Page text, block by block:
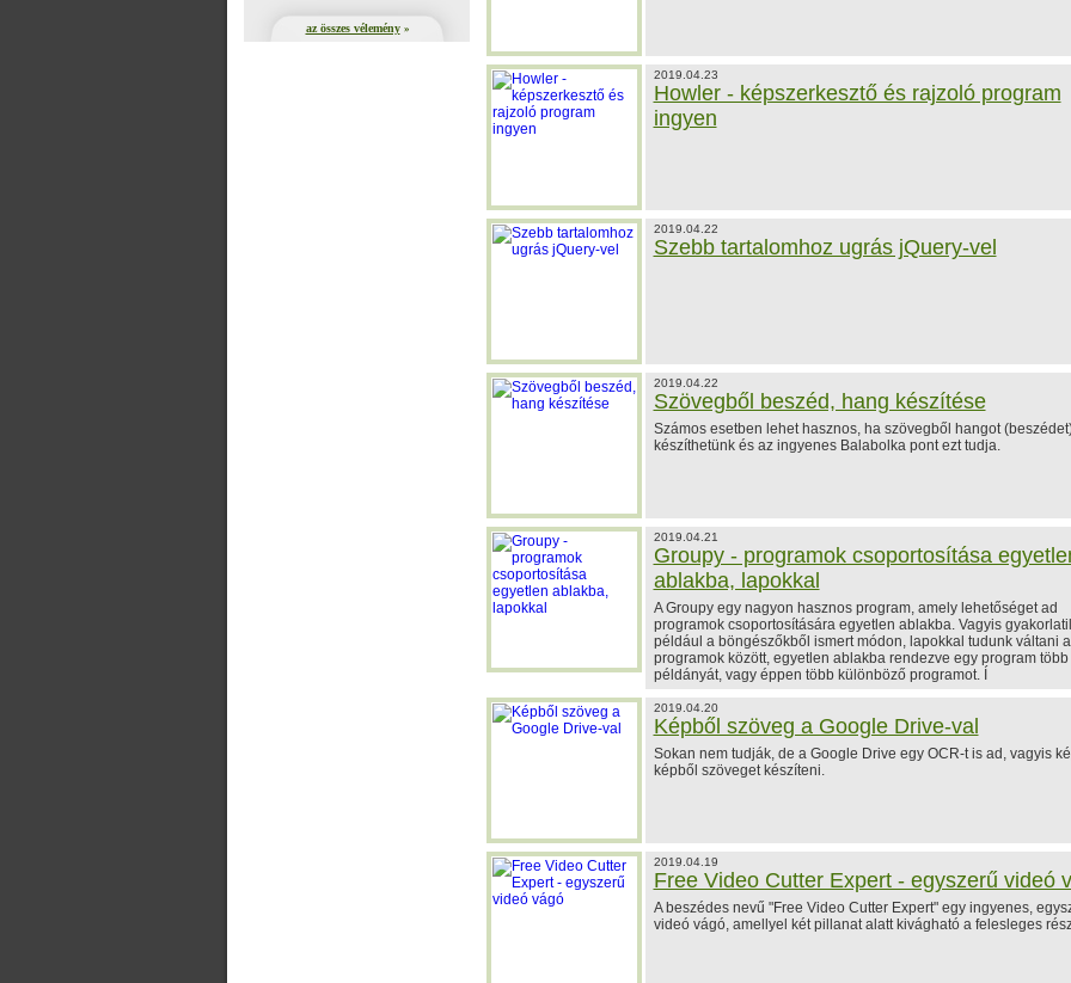
az összes vélemény »
2019.04.23
Howler - képszerkesztő és rajzoló program
ingyen
2019.04.22
Szebb tartalomhoz ugrás jQuery-vel
2019.04.22
Szövegből beszéd, hang készítése
Számos esetben lehet hasznos, ha szövegből hangot
készíthetünk és az ingyenes Balabolka pont ezt tudja.
2019.04.21
Groupy - programok csoportosítása
ablakba, lapokkal
A Groupy egy nagyon hasznos program, amely lehetőséget ad
programok csoportosítására egyetlen ablakba. Vagyis
például a böngészőkből ismert módon, lapokkal tudunk váltani a
programok között, egyetlen ablakba rendezve egy program több
példányát, vagy éppen több különböző programot. Í
2019.04.20
Képből szöveg a Google Drive-val
Sokan nem tudják, de a Google Drive egy OCR-t is ad, vagyis
képből szöveget készíteni.
2019.04.19
Free Video Cutter Expert - egyszerű videó
A beszédes nevű "Free Video Cutter Expert" egy ingyenes,
videó vágó, amellyel két pillanat alatt kivágható a felesleges